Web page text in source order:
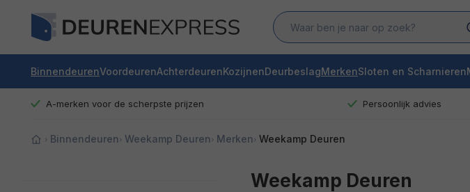
BinnendeurenVoordeurenAchterdeurenKozijnenDeurbeslagMerkenSloten en Scharnieren
A-merken voor de scherpste prijzen Persoonlijk advies
Binnendeuren Weekamp Deuren Merken Weekamp Deuren
Weekamp Deuren